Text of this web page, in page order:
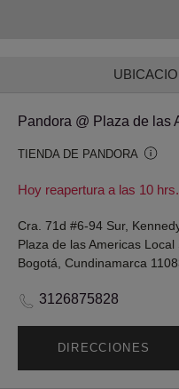
Pandora @ Plaza de las
TIENDA DE PANDORA
Hoy reapertura a las 10 hrs.
Cra. 71d #6-94 Sur,
Plaza de las Americas Local
Bogotá, Cundinamarca
3126875828
DIRECCIONES